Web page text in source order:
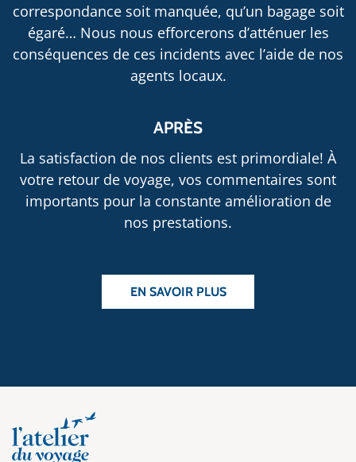
correspondance soit manquée, qu’un bagage soit
égaré… Nous nous efforcerons d’atténuer les
conséquences de ces incidents avec l’aide de nos
agents locaux.
APRÈS
La satisfaction de nos clients est primordiale! À
votre retour de voyage, vos commentaires sont
importants pour la constante amélioration de
nos prestations.
EN SAVOIR PLUS